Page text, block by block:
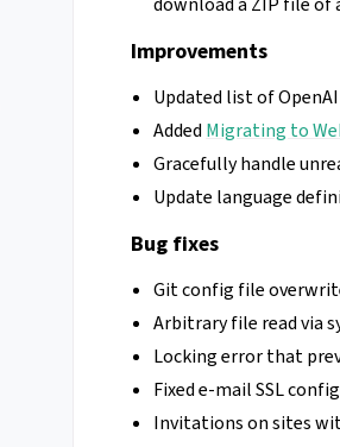
Improvements
Updated list of
Added Migrating to
Gracefully handle
Update language
Bug fixes
Git config file
Arbitrary file read via
Locking error that
Fixed e-mail SSL
Invitations on sites